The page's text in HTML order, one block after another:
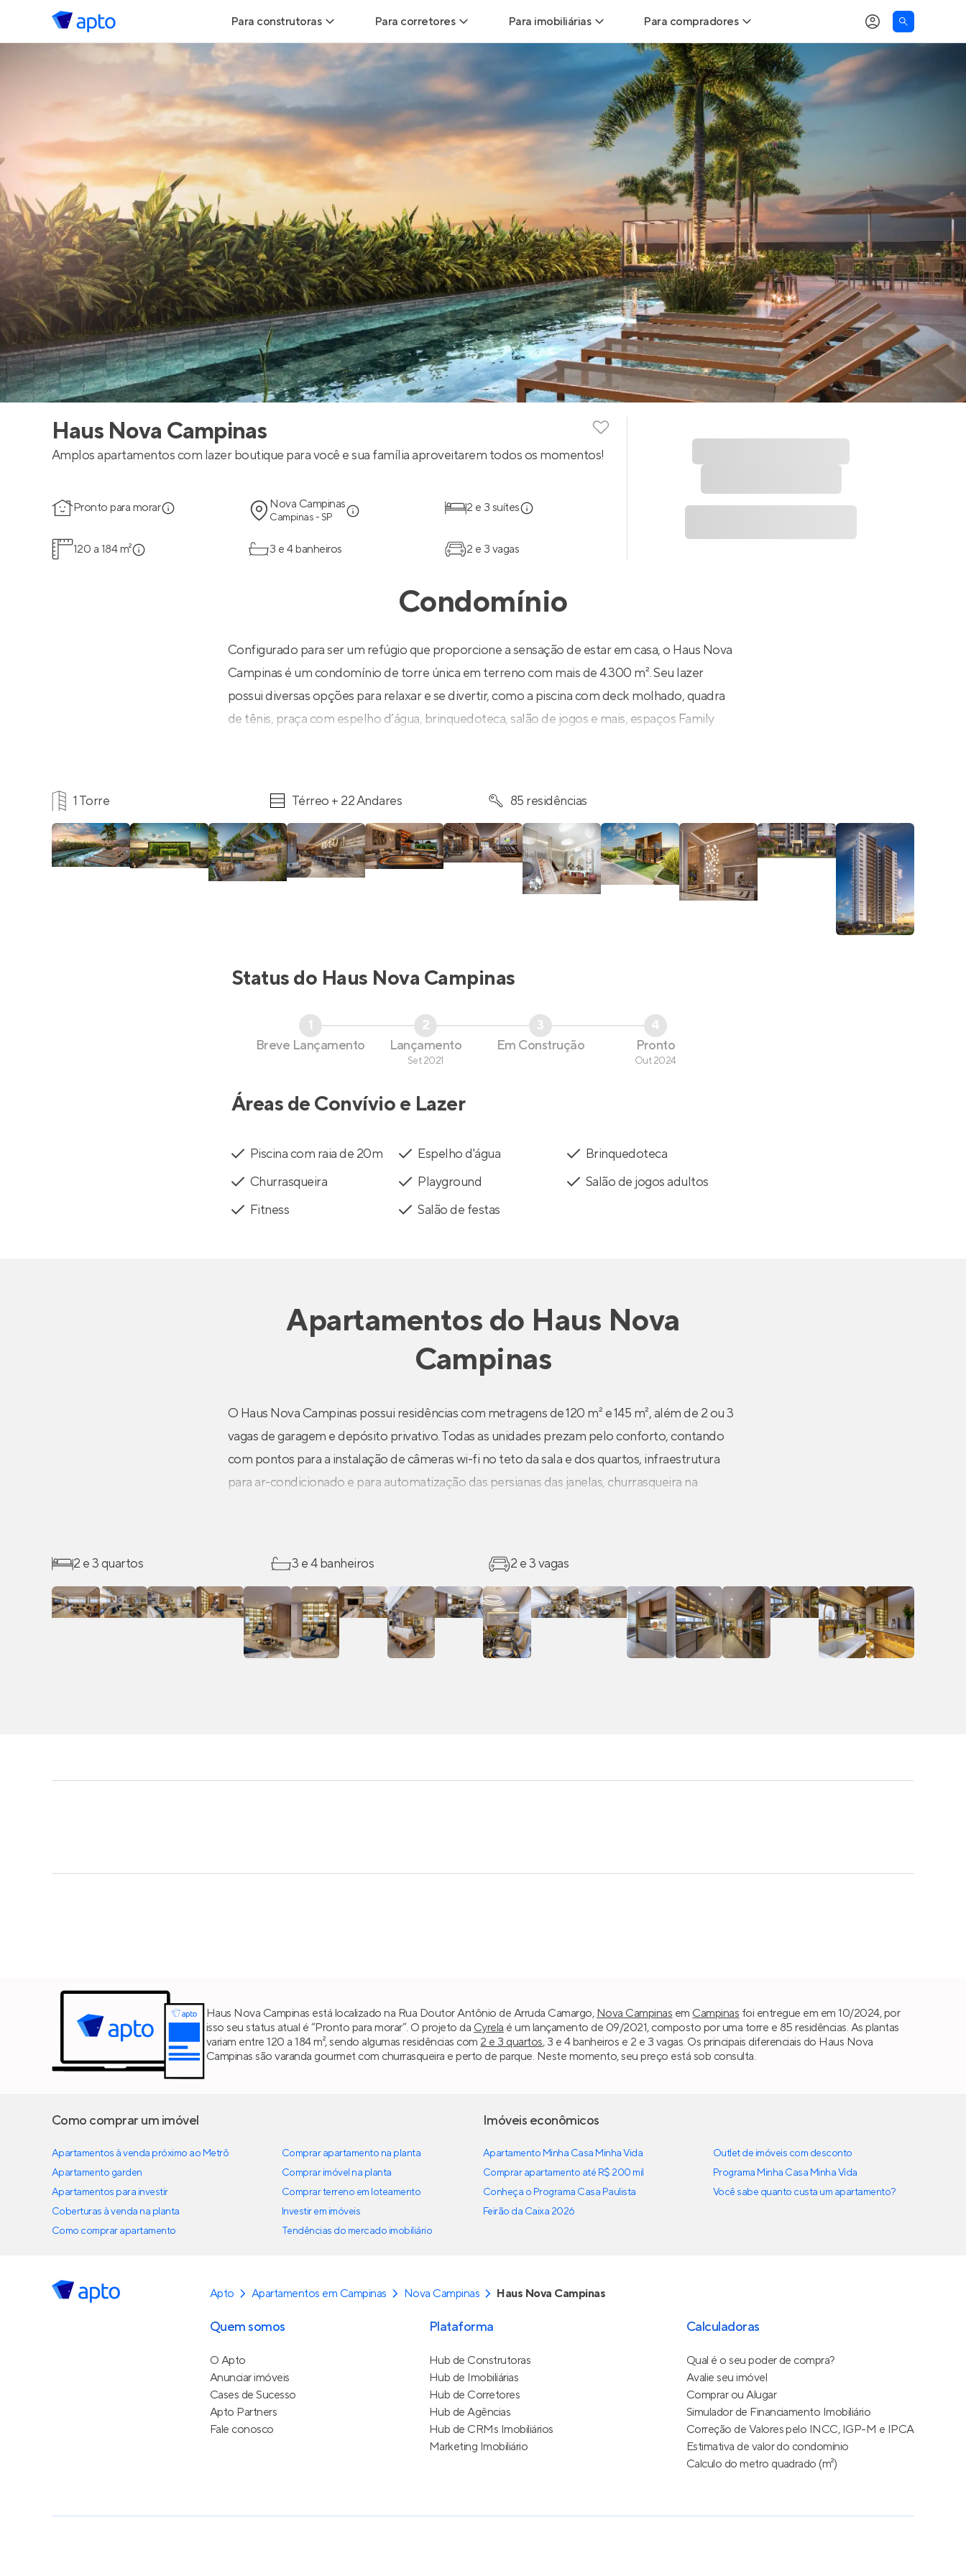
Para construtoras
Geração de Leads
Geração de Visitas
Geração de Vendas
Maiores Construtoras
Parcerias Imobiliárias
Anunciar Imóveis
Para corretores
Leads para Corretores
Corretor+
Parcerias imobiliárias
Perfil Verificado
Anunciar imóveis
Para imobiliárias
Leads para Imobiliárias
Hub de imobiliárias
Anunciar imóveis
Para compradores
Buscar um imóvel novo
Calcule seu Poder de Compra
Comprar x Alugar
Correção do INCC
Simulador de Financiamento
Encontre um corretor
Haus Nova Campinas
Amplos apartamentos com lazer boutique para você e sua família aproveitarem todos os momentos!
Pronto para morar Nova Campinas
Campinas - SP
2 e 3 suítes
120 a 184 m² 3 e 4 banheiros 2 e 3 vagas
Condomínio
Configurado para ser um refúgio que proporcione a sensação de estar em casa, o Haus Nova
Campinas é um condomínio de torre única em terreno com mais de 4.300 m². Seu lazer
possui diversas opções para relaxar e se divertir, como a piscina com deck molhado, quadra
de tênis, praça com espelho d’água, brinquedoteca, salão de jogos e mais, espaços Family
1 Torre Térreo + 22 Andares 85 residências
Status do Haus Nova Campinas
1
Breve Lançamento
2
Lançamento
Set 2021
3
Em Construção
4
Pronto
Out 2024
Áreas de Convívio e Lazer
Piscina com raia de 20m Espelho d'água
Brinquedoteca
Churrasqueira
Playground
Salão de jogos adultos
Fitness
Salão de festas
Apartamentos do Haus Nova
Campinas
O Haus Nova Campinas possui residências com metragens de 120 m² e 145 m², além de 2 ou 3
vagas de garagem e depósito privativo. Todas as unidades prezam pelo conforto, contando
com pontos para a instalação de câmeras wi-fi no teto da sala e dos quartos, infraestrutura
para ar-condicionado e para automatização das persianas das janelas, churrasqueira na
2 e 3 quartos 3 e 4 banheiros 2 e 3 vagas
Haus Nova Campinas está localizado na Rua Doutor Antônio de Arruda Camargo, Nova Campinas em Campinas foi entregue em em 10/2024, por
isso seu status atual é “Pronto para morar”. O projeto da Cyrela é um lançamento de 09/2021, composto por uma torre e 85 residências. As plantas
variam entre 120 a 184 m², sendo algumas residências com 2 e 3 quartos, 3 e 4 banheiros e 2 e 3 vagas. Os principais diferenciais do Haus Nova
Campinas são varanda gourmet com churrasqueira e perto de parque. Neste momento, seu preço está sob consulta.
Como comprar um imóvel
Apartamentos à venda próximo ao Metrô
Apartamento garden
Apartamentos para investir
Coberturas à venda na planta
Como comprar apartamento
Comprar apartamento na planta
Comprar imóvel na planta
Comprar terreno em loteamento
Investir em imóveis
Tendências do mercado imobiliário
Imóveis econômicos
Apartamento Minha Casa Minha Vida
Comprar apartamento até R$ 200 mil
Conheça o Programa Casa Paulista
Feirão da Caixa 2026
Outlet de imóveis com desconto
Programa Minha Casa Minha Vida
Você sabe quanto custa um apartamento?
Apto Apartamentos em Campinas Nova Campinas Haus Nova Campinas
Quem somos
O Apto
Anunciar imóveis
Cases de Sucesso
Apto Partners
Fale conosco
Plataforma
Hub de Construtoras
Hub de Imobiliárias
Hub de Corretores
Hub de Agências
Hub de CRMs Imobiliários
Marketing Imobiliário
Calculadoras
Qual é o seu poder de compra?
Avalie seu imóvel
Comprar ou Alugar
Simulador de Financiamento Imobiliário
Correção de Valores pelo INCC, IGP-M e IPCA
Estimativa de valor do condomínio
Calculo do metro quadrado (m²)